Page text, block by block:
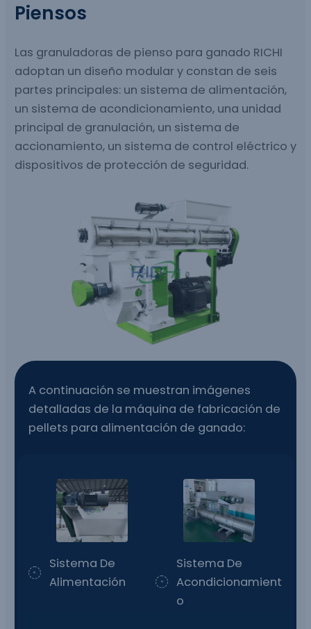
Piensos
Las granuladoras de pienso para ganado RICHI
adoptan un diseño modular y constan de seis
partes principales: un sistema de alimentación,
un sistema de acondicionamiento, una unidad
principal de granulación, un sistema de
accionamiento, un sistema de control eléctrico y
dispositivos de protección de seguridad.
A continuación se muestran imágenes
detalladas de la máquina de fabricación de
pellets para alimentación de ganado:
Sistema De
Alimentación
Sistema De
Acondicionamient
O